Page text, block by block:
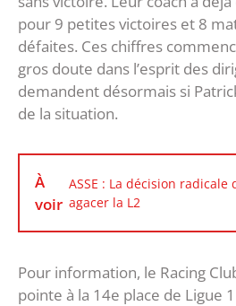
pour 9 petites victoires et 8
défaites. Ces chiffres
gros doute dans l’esprit des
demandent désormais si
de la situation.
À
voir
ASSE : La décision radicale
agacer la L2
Pour information, le Racing
pointe à la 14e place de Ligue